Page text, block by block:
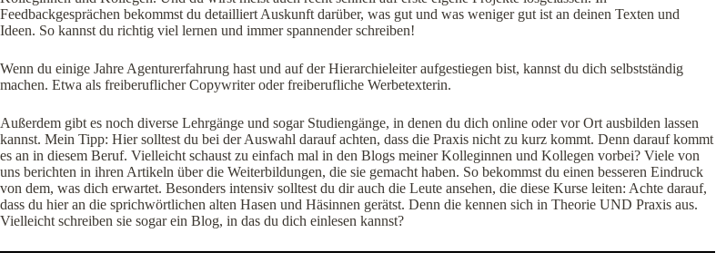
Feedbackgesprächen bekommst du detailliert Auskunft darüber, was gut und was weniger gut ist an deinen Texten und
Ideen. So kannst du richtig viel lernen und immer spannender schreiben!
Wenn du einige Jahre Agenturerfahrung hast und auf der Hierarchieleiter aufgestiegen bist, kannst du dich selbstständig
machen. Etwa als freiberuflicher Copywriter oder freiberufliche Werbetexterin.
Außerdem gibt es noch diverse Lehrgänge und sogar Studiengänge, in denen du dich online oder vor Ort ausbilden lassen
kannst. Mein Tipp: Hier solltest du bei der Auswahl darauf achten, dass die Praxis nicht zu kurz kommt. Denn darauf kommt
es an in diesem Beruf. Vielleicht schaust zu einfach mal in den Blogs meiner Kolleginnen und Kollegen vorbei? Viele von
uns berichten in ihren Artikeln über die Weiterbildungen, die sie gemacht haben. So bekommst du einen besseren Eindruck
von dem, was dich erwartet. Besonders intensiv solltest du dir auch die Leute ansehen, die diese Kurse leiten: Achte darauf,
dass du hier an die sprichwörtlichen alten Hasen und Häsinnen gerätst. Denn die kennen sich in Theorie UND Praxis aus.
Vielleicht schreiben sie sogar ein Blog, in das du dich einlesen kannst?